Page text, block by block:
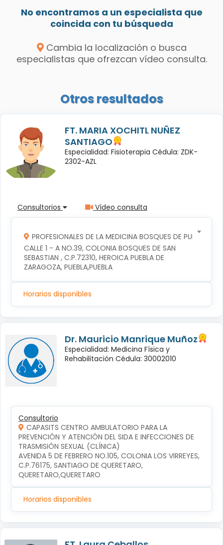
No encontramos a un especialista que
coincida con tu búsqueda
Cambia la localización o busca
especialistas que ofrezcan vídeo consulta.
Otros resultados
FT. MARIA XOCHITL NUÑEZ
SANTIAGO
Especialidad: Fisioterapia Cédula: ZDK-
2302-AZL
Consultorios Vídeo consulta
PROFESIONALES DE LA MEDICINA BOSQUES DE PUEBLA S
CALLE 1 - A NO.39, COLONIA BOSQUES DE SAN
SEBASTIAN , C.P.72310, HEROICA PUEBLA DE
ZARAGOZA, PUEBLA,PUEBLA
Horarios disponibles
Dr. Mauricio Manrique Muñoz
Especialidad: Medicina Física y
Rehabilitación Cédula: 30002010
Consultorio
CAPASITS CENTRO AMBULATORIO PARA LA
PREVENCIÓN Y ATENCIÓN DEL SIDA E INFECCIONES DE
TRASMISIÓN SEXUAL (CLÍNICA)
AVENIDA 5 DE FEBRERO NO.105, COLONIA LOS VIRREYES,
C.P.76175, SANTIAGO DE QUERETARO,
QUERETARO,QUERETARO
Horarios disponibles